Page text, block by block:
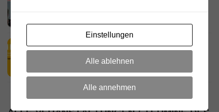
HamRadio Friedrichshafen 2026
Einstellungen
Alle ablehnen
Alle annehmen